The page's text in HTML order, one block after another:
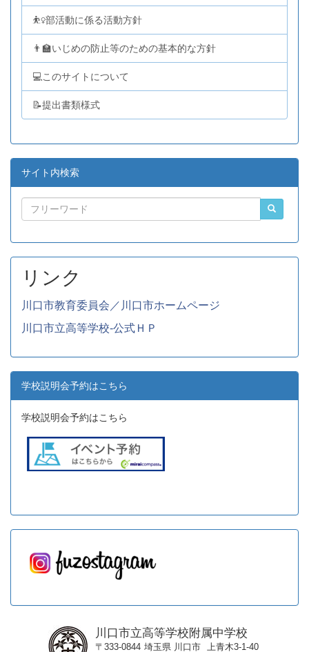
⛹️‍♀️部活動に係る活動方針
👨‍🏫いじめの防止等のための基本的な方針
💻このサイトについて
📝提出書類様式
サイト内検索
リンク
川口市教育委員会／川口市ホームページ
川口市立高等学校-公式ＨＰ
学校説明会予約はこちら
学校説明会予約はこちら
川口市立高等学校附属中学校
〒333-0844 埼玉県 川口市 上青木3-1-40